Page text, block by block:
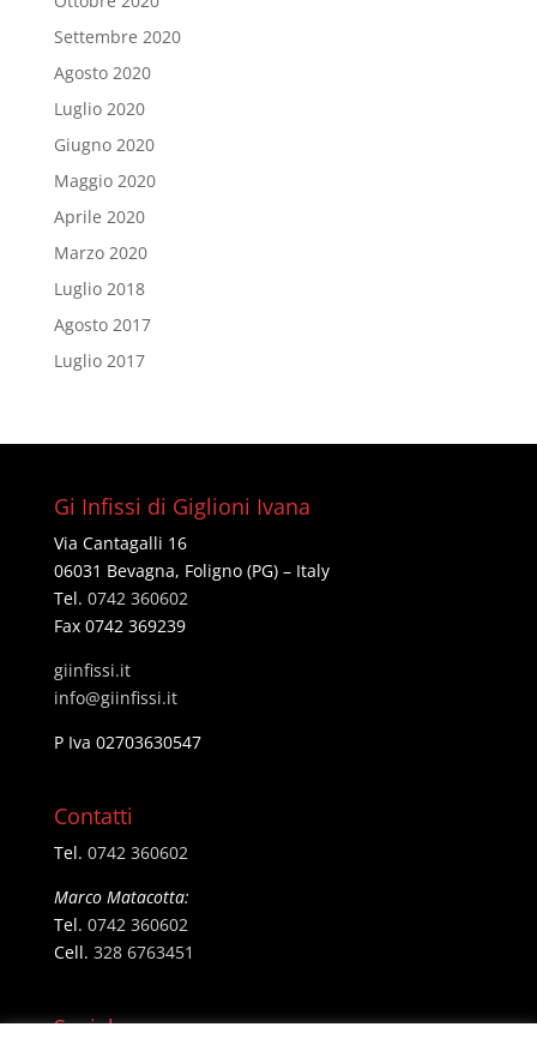
Settembre 2020
Agosto 2020
Luglio 2020
Giugno 2020
Maggio 2020
Aprile 2020
Marzo 2020
Luglio 2018
Agosto 2017
Luglio 2017
Gi Infissi di Giglioni Ivana
Via Cantagalli 16
06031 Bevagna, Foligno (PG) – Italy
Tel. 0742 360602
Fax 0742 369239
giinfissi.it
ti.issifniig
@ofni
P Iva 02703630547
Contatti
Tel. 0742 360602
Marco Matacotta:
Tel. 0742 360602
Cell. 328 6763451
Social